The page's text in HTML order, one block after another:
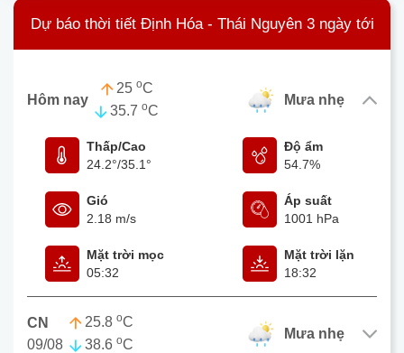
Dự báo thời tiết Định Hóa - Thái Nguyên 3 ngày tới
Hôm nay
25 oC
35.7 oC
mưa nhẹ
Thấp/Cao
24.2°/35.1°
Độ ẩm
54.7%
Gió
2.18 m/s
Áp suất
1001 hPa
Mặt trời mọc
05:32
Mặt trời lặn
18:32
CN
09/08
25.8 oC
38.6 oC
mưa nhẹ